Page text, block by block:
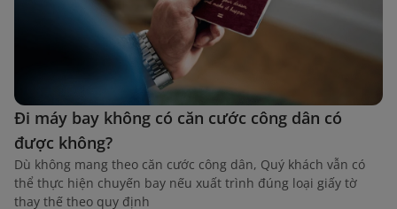
Đi máy bay không có căn cước công dân có
được không?
Dù không mang theo căn cước công dân, Quý khách vẫn có
thể thực hiện chuyến bay nếu xuất trình đúng loại giấy tờ
thay thế theo quy định